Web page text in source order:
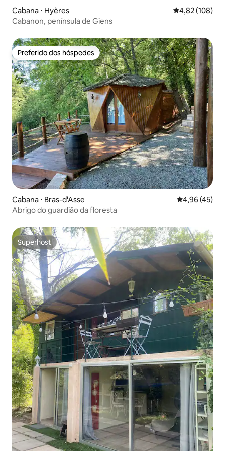
Cabana ⋅ Hyères 4,82 de uma
4,82 (108)
Cabanon, península de Giens
Preferido dos hóspedes
Preferido dos hóspedes
Cabana ⋅ Bras-d'Asse 4,96 de uma
4,96 (45)
Abrigo do guardião da floresta
Superhost
Superhost